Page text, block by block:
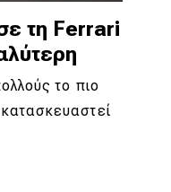
τη Ferrari
το πιο